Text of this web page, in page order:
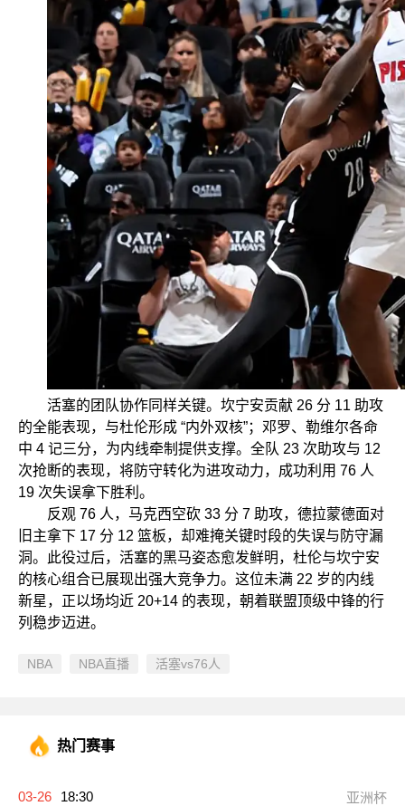
活塞的团队协作同样关键。坎宁安贡献 26 分 11 助攻
的全能表现，与杜伦形成 “内外双核”；邓罗、勒维尔各命
中 4 记三分，为内线牵制提供支撑。全队 23 次助攻与 12
次抢断的表现，将防守转化为进攻动力，成功利用 76 人
19 次失误拿下胜利。
反观 76 人，马克西空砍 33 分 7 助攻，德拉蒙德面对
旧主拿下 17 分 12 篮板，却难掩关键时段的失误与防守漏
洞。此役过后，活塞的黑马姿态愈发鲜明，杜伦与坎宁安
的核心组合已展现出强大竞争力。这位未满 22 岁的内线
新星，正以场均近 20+14 的表现，朝着联盟顶级中锋的行
列稳步迈进。
NBA NBA直播 活塞vs76人
热门赛事
03-26 18:30 亚洲杯